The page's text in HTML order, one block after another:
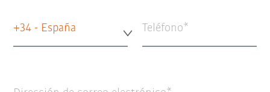
+34 - España Teléfono